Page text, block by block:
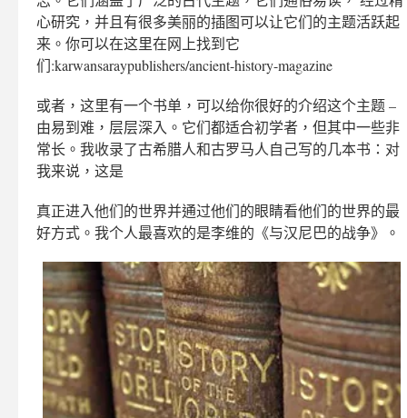
心研究，并且有很多美丽的插图可以让它们的主题活跃起
来。你可以在这里在网上找到它
们:karwansaraypublishers/ancient-history-magazine
或者，这里有一个书单，可以给你很好的介绍这个主题 –
由易到难，层层深入。它们都适合初学者，但其中一些非
常长。我收录了古希腊人和古罗马人自己写的几本书：对
我来说，这是
真正进入他们的世界并通过他们的眼睛看他们的世界的最
好方式。我个人最喜欢的是李维的《与汉尼巴的战争》。